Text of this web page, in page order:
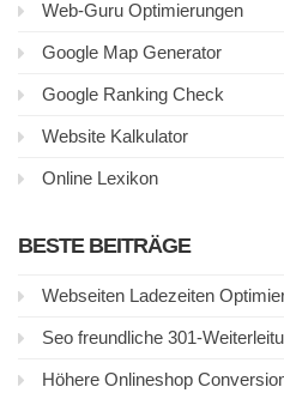
Web-Guru Optimierungen
Google Map Generator
Google Ranking Check
Website Kalkulator
Online Lexikon
BESTE BEITRÄGE
Webseiten Ladezeiten
Seo freundliche 301-
Höhere Onlineshop